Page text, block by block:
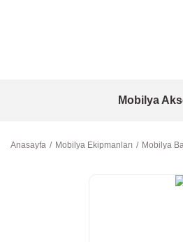
Mobilya
Anasayfa Mobilya Ekipmanları Mobilya